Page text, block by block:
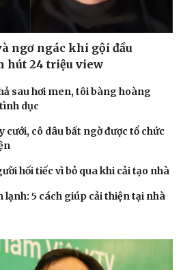
Podcast
ngơ ngác khi gội đầu
hút 24 triệu view
sau hơi men, tôi bàng hoàng
dục
cưới, cô dâu bất ngờ được tổ chức
hối tiếc vì bỏ qua khi cải tạo nhà
lạnh: 5 cách giúp cải thiện tại nhà